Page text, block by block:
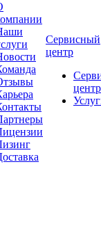
Сервисный
центр
центр